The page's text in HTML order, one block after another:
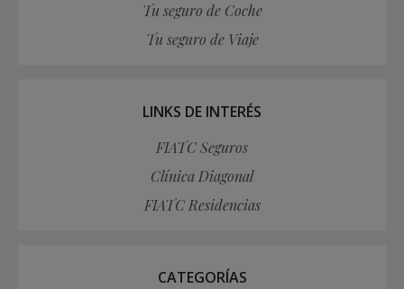
Tu seguro de Coche
Tu seguro de Viaje
LINKS DE INTERÉS
FIATC Seguros
Clínica Diagonal
FIATC Residencias
CATEGORÍAS